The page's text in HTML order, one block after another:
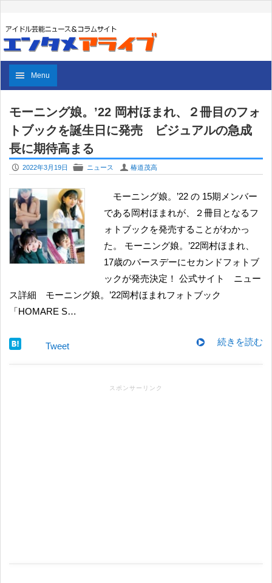
Menu
モーニング娘。’22 岡村ほまれ、２冊目のフォ
トブックを誕生日に発売 ビジュアルの急成
長に期待高まる
P 2022年3月19日 F ニュース U 椿道茂高
モーニング娘。’22 の 15期メンバー
である岡村ほまれが、２冊目となるフ
ォトブックを発売することがわかっ
た。 モーニング娘。’22岡村ほまれ、
17歳のバースデーにセカンドフォトブ
ックが発売決定！ 公式サイト ニュー
ス詳細 モーニング娘。’22岡村ほまれフォトブック
「HOMARE S…
続きを読む
Tweet
スポンサーリンク